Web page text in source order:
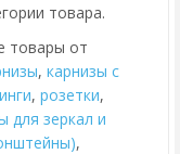
товара.
товары от
, карнизы с
, розетки,
для зеркал и
,